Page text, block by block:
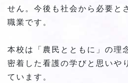
せん。今後も社会から必要と
職業です。
本校は「農民とともに」の理
密着した看護の学びと思いや
ています。